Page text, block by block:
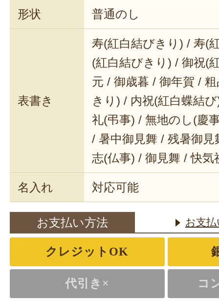
形状 普通のし
表書き
寿(紅白結びきり) / 寿(
(紅白結びきり) / 御祝(
元 / 御歳暮 / 御年賀 /
きり) / 内祝(紅白蝶結
礼(弔事) / 無地のし(慶
/ 暑中御見舞 / 残暑御
志(仏事) / 御見舞 / 快気
名入れ 対応可能
お支払い方法 お支
クレジットOK
代引き× コ